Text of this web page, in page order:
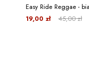
Easy Ride Reggae -
45,00 zł
19,00 zł